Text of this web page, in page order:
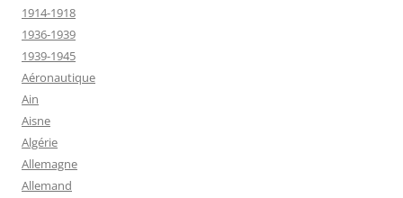
1914-1918
1936-1939
1939-1945
Aéronautique
Ain
Aisne
Algérie
Allemagne
Allemand